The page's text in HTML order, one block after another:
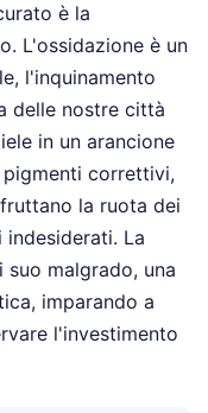
è la
L'ossidazione è un
l'inquinamento
delle nostre città
in un arancione
correttivi,
la ruota dei
La
malgrado, una
imparando a
l'investimento